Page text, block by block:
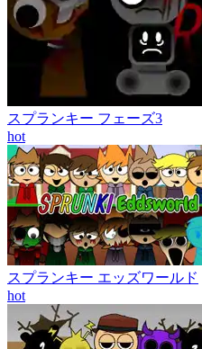
スプランキー フェーズ3
hot
スプランキー エッズワールド
hot